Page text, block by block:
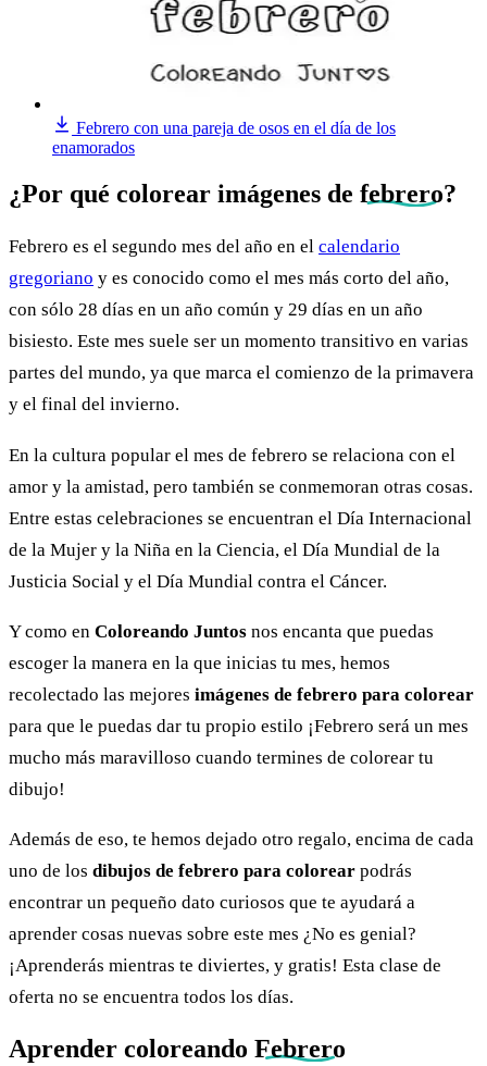
Febrero con una pareja de osos en el día de los
enamorados
¿Por qué colorear imágenes de febrero?
Febrero es el segundo mes del año en el calendario
gregoriano y es conocido como el mes más corto del año,
con sólo 28 días en un año común y 29 días en un año
bisiesto. Este mes suele ser un momento transitivo en varias
partes del mundo, ya que marca el comienzo de la primavera
y el final del invierno.
En la cultura popular el mes de febrero se relaciona con el
amor y la amistad, pero también se conmemoran otras cosas.
Entre estas celebraciones se encuentran el Día Internacional
de la Mujer y la Niña en la Ciencia, el Día Mundial de la
Justicia Social y el Día Mundial contra el Cáncer.
Y como en Coloreando Juntos nos encanta que puedas
escoger la manera en la que inicias tu mes, hemos
recolectado las mejores imágenes de febrero para colorear
para que le puedas dar tu propio estilo ¡Febrero será un mes
mucho más maravilloso cuando termines de colorear tu
dibujo!
Además de eso, te hemos dejado otro regalo, encima de cada
uno de los dibujos de febrero para colorear podrás
encontrar un pequeño dato curiosos que te ayudará a
aprender cosas nuevas sobre este mes ¿No es genial?
¡Aprenderás mientras te diviertes, y gratis! Esta clase de
oferta no se encuentra todos los días.
Aprender coloreando Febrero